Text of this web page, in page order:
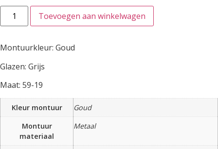
Toevoegen aan winkelwagen
Montuurkleur: Goud
Glazen: Grijs
Maat: 59-19
Kleur montuur
Goud
Montuur
materiaal
Metaal